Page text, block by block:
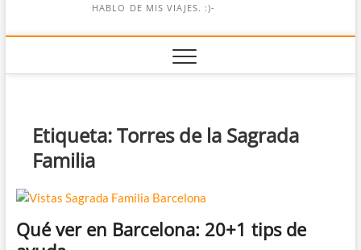
HABLO DE MIS VIAJES. :)-
Etiqueta:Torres de la Sagrada
Familia
Qué ver en Barcelona: 20+1 tips de